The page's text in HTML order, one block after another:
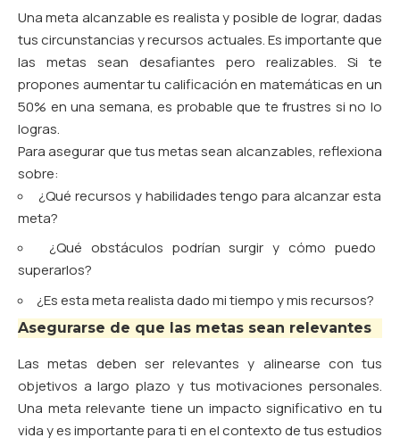
Una meta alcanzable es realista y posible de lograr, dadas
tus circunstancias y recursos actuales. Es importante que
las metas sean desafiantes pero realizables. Si te
propones aumentar tu calificación en matemáticas en un
50% en una semana, es probable que te frustres si no lo
logras.
Para asegurar que tus metas sean alcanzables, reflexiona
sobre:
¿Qué recursos y habilidades tengo para alcanzar esta
meta?
¿Qué obstáculos podrían surgir y cómo puedo
superarlos?
¿Es esta meta realista dado mi tiempo y mis recursos?
Asegurarse de que las metas sean relevantes
Las metas deben ser relevantes y alinearse con tus
objetivos a largo plazo y tus motivaciones personales.
Una meta relevante tiene un impacto significativo en tu
vida y es importante para ti en el contexto de tus estudios